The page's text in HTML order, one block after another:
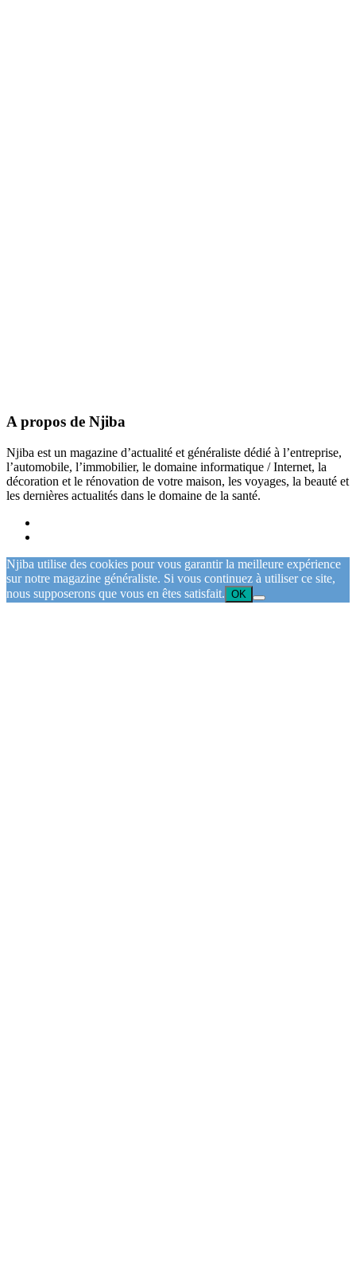
A propos de Njiba
Njiba est un magazine d’actualité et généraliste dédié à l’entreprise,
l’automobile, l’immobilier, le domaine informatique / Internet, la
décoration et le rénovation de votre maison, les voyages, la beauté et
les dernières actualités dans le domaine de la santé.
Njiba utilise des cookies pour vous garantir la meilleure expérience
sur notre magazine généraliste. Si vous continuez à utiliser ce site,
nous supposerons que vous en êtes satisfait. OK